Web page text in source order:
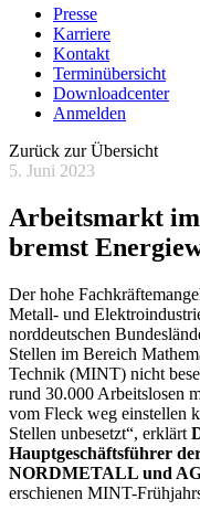
Presse
Karriere
Kontakt
Terminübersicht
Downloadcenter
Anmelden
Zurück zur Übersicht
5. Juni 2023
Arbeitsmarkt
bremst
Der hohe
Metall- und
norddeutschen
Stellen im Bereich
Technik (MINT) nicht
rund 30.000 Arbeitslosen
vom Fleck weg einstellen
Stellen unbesetzt“, erklärt
Hauptgeschäftsführer
NORDMETALL und
erschienen MINT-